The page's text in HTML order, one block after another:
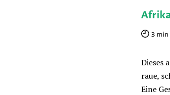
3 min
Dieses
raue,
Eine